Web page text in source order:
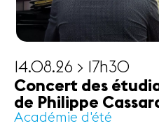
14.08.26 > 17h30
Concert des
de Philippe
Académie d'été